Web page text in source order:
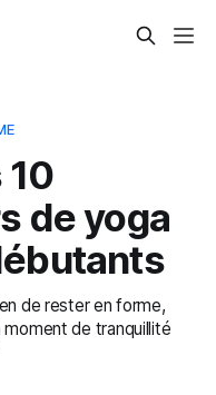
10
de yoga
de rester en forme,
de tranquillité